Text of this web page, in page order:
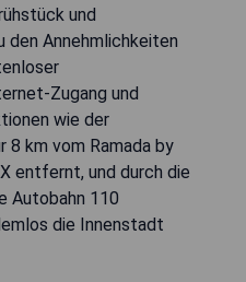
und
den Annehmlichkeiten
Zugang und
wie der
8 km vom Ramada by
entfernt, und durch die
Autobahn 110
die Innenstadt